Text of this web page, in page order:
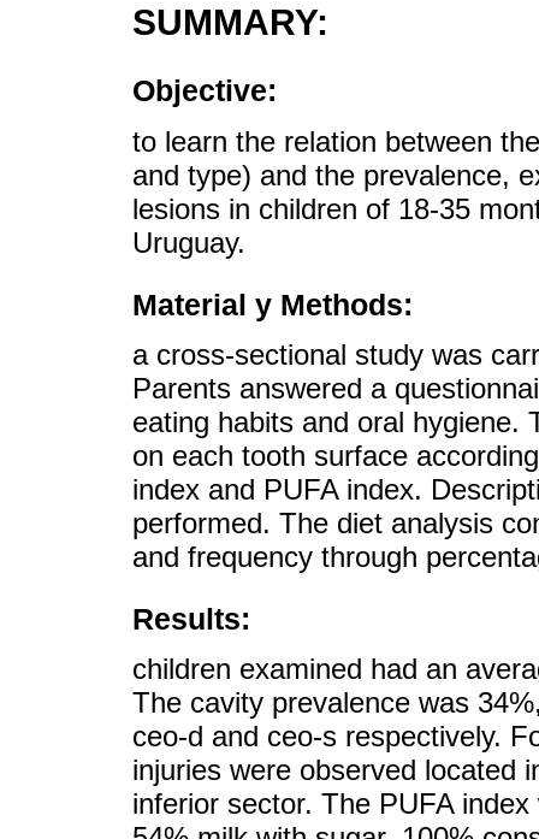
SUMMARY:
Objective:
to learn the relation between
and type) and the prevalence,
lesions in children of 18-35
Uruguay.
Material y Methods:
a cross-sectional study was
Parents answered a
eating habits and oral hygiene.
on each tooth surface
index and PUFA index.
performed. The diet analysis
and frequency through
Results:
children examined had an
The cavity prevalence was
ceo-d and ceo-s respectively.
injuries were observed located
inferior sector. The PUFA